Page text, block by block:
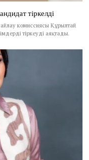
тіркелді
комиссиясы Құрылтай
тіркеуді аяқтады.